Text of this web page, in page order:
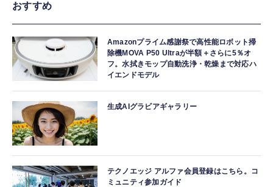
おすすめ
Amazonプライム感謝祭で高性能ロボット掃
除機MOVA P50 Ultraが半額＋さらに5％オ
フ。水拭きモップ自動洗浄・乾燥まで対応ハ
イエンドモデル
生成AIグラビアギャラリー
テクノエッジ アルファ会員登録はこちら。コ
ミュニティ参加ガイド